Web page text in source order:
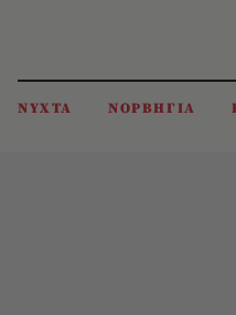
ΝΥΧΤΑ ΝΟΡΒΗΓΙΑ